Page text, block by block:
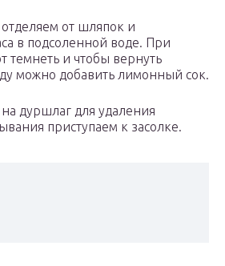
от шляпок и
в подсоленной воде. При
темнеть и чтобы вернуть
можно добавить лимонный сок.
дуршлаг для удаления
приступаем к засолке.